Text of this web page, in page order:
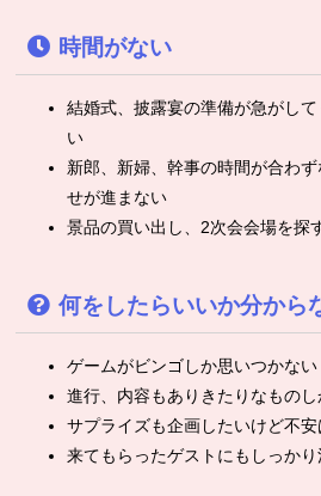
時間がない
結婚式、披露宴の準備が急がし
い
新郎、新婦、幹事の時間が合わ
せが進まない
景品の買い出し、2次会会場を探
何をしたらいいか分から
ゲームがビンゴしか思いつかない
進行、内容もありきたりなもの
サプライズも企画したいけど不安
来てもらったゲストにもしっか